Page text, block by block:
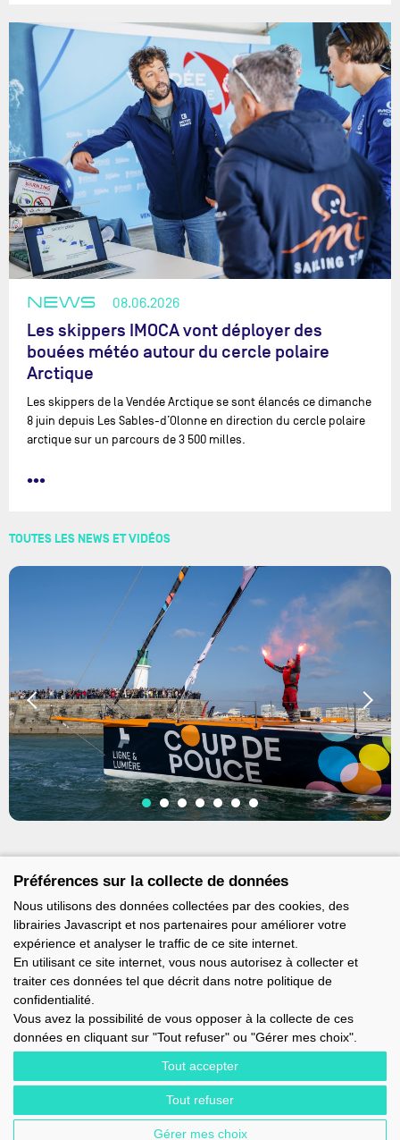
NEWS 08.06.2026
Les skippers IMOCA vont déployer des
bouées météo autour du cercle polaire
Arctique
Les skippers de la Vendée Arctique se sont élancés ce dimanche
8 juin depuis Les Sables-d’Olonne en direction du cercle polaire
arctique sur un parcours de 3 500 milles.
•••
TOUTES LES NEWS ET VIDÉOS
IMOCA - 1 TERRE-PLEIN DU SOUS-MARIN PAPIN - 56100 LORIENT -
FRANCE - EMAIL : CONTACT@IMOCA.ORG
Préférences sur la collecte de données
Nous utilisons des données collectées par des cookies, des
librairies Javascript et nos partenaires pour améliorer votre
expérience et analyser le traffic de ce site internet.
En utilisant ce site internet, vous nous autorisez à collecter et
traiter ces données tel que décrit dans notre politique de
confidentialité.
Vous avez la possibilité de vous opposer à la collecte de ces
données en cliquant sur "Tout refuser" ou "Gérer mes choix".
Tout accepter
Tout refuser
Gérer mes choix